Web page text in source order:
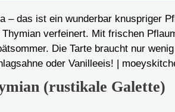
(rustikale Galette)